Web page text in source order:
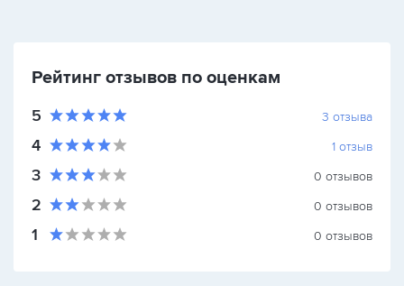
Рейтинг отзывов по оценкам
5 3 отзыва
4 1 отзыв
3 0 отзывов
2 0 отзывов
1 0 отзывов